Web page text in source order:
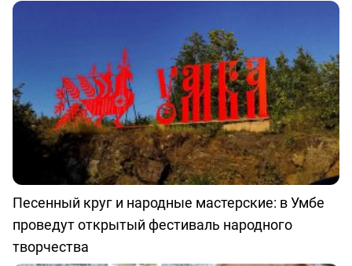
Песенный круг и народные мастерские: в Умбе
проведут открытый фестиваль народного
творчества